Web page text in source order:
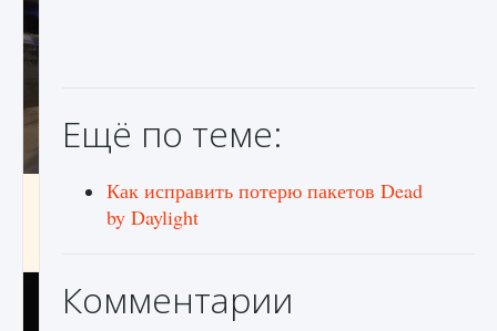
Как исправить неработающие награды For
Ещё по теме:
Как исправить потерю пакетов Dead
by Daylight
Комментарии